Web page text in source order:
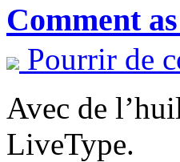
Comment
Pourrir de
Avec de
LiveType.